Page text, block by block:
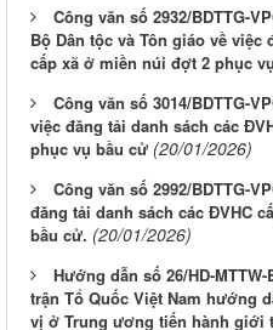
Công văn số 2932/BDTTG-
Bộ Dân tộc và Tôn giáo về việc
cấp xã ở miền núi đợt 2 phục
Công văn số 3014/BDTTG-
việc đăng tải danh sách các
phục vụ bầu cử (20/01/2026)
Công văn số 2992/BDTTG-
đăng tải danh sách các ĐVHC
bầu cử. (20/01/2026)
Hướng dẫn số 26/HD-
trận Tổ Quốc Việt Nam hướng
vị ở Trung ương tiến hành